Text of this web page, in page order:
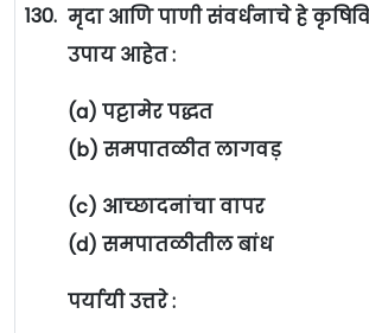
130. मृदा आणि पाणी संवर्धनाचे हे
उपाय आहेत :
(a) पट्टामेर पद्धत
(b) समपातळीत लागवड़
(c) आच्छादनांचा वापर
(d) समपातळीतील बांध
पर्यायी उत्तरे :